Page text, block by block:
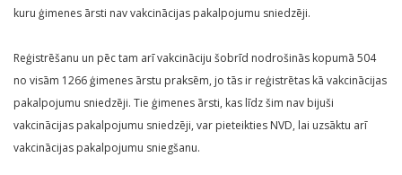
kuru ģimenes ārsti nav vakcinācijas pakalpojumu sniedzēji.
Reģistrēšanu un pēc tam arī vakcināciju šobrīd nodrošinās kopumā 504
no visām 1266 ģimenes ārstu praksēm, jo tās ir reģistrētas kā vakcinācijas
pakalpojumu sniedzēji. Tie ģimenes ārsti, kas līdz šim nav bijuši
vakcinācijas pakalpojumu sniedzēji, var pieteikties NVD, lai uzsāktu arī
vakcinācijas pakalpojumu sniegšanu.